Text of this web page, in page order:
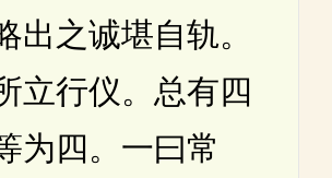
出之诚堪自轨。
立行仪。总有四
为四。一曰常